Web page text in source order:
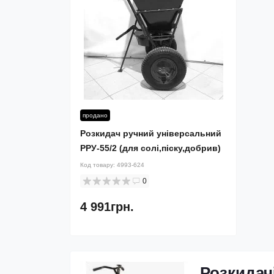
продано
Розкидач ручний універсальний
РРУ-55/2 (для солі,піску,добрив)
Код товару: 4993-624
0
4 991грн.